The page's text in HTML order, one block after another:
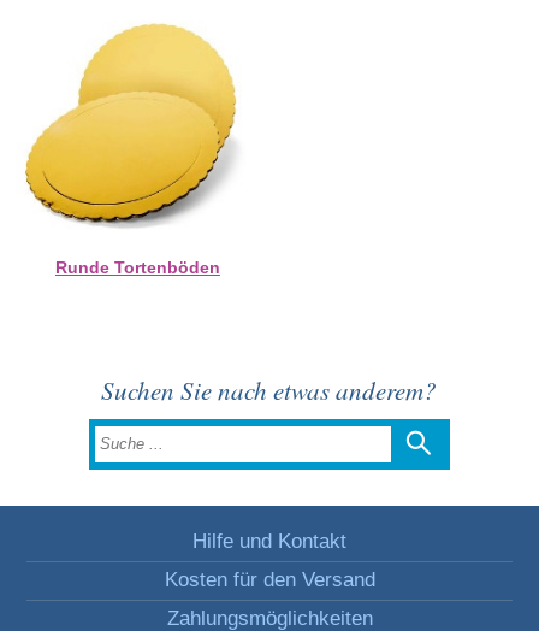
Runde Tortenböden
Suchen Sie nach etwas anderem?
Hilfe und Kontakt
Kosten für den Versand
Zahlungsmöglichkeiten